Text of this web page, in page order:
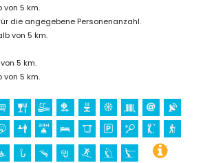
Mountainbiking, Radfahren, Klettern,
Angeln, Tauchen, Schnorcheln, Surfen,
(weniger als 5 Kilometer von der Villa
von 5 km.
die angegebene Personenanzahl.
von 5 km.
5 km.
von 5 km.